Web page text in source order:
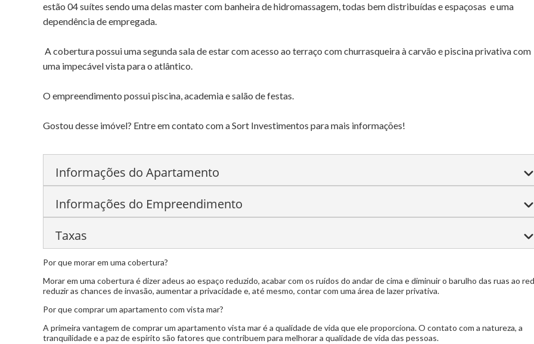
estão 04 suítes sendo uma delas master com banheira de hidromassagem, todas bem distribuídas e espaçosas e uma
dependência de empregada.
A cobertura possui uma segunda sala de estar com acesso ao terraço com churrasqueira à carvão e piscina privativa com
uma impecável vista para o atlântico.
O empreendimento possui piscina, academia e salão de festas.
Gostou desse imóvel? Entre em contato com a Sort Investimentos para mais informações!
Informações do Apartamento
amplo living sacada vista para o mar lareira
Informações do Empreendimento
Salão de Festas
Taxas
Condomínio: R$ 3.800,00
IPTU:R$ 19.000,00
Por que morar em uma cobertura?
Morar em uma cobertura é dizer adeus ao espaço reduzido, acabar com os ruídos do andar de cima e diminuir o barulho das ruas ao
reduzir as chances de invasão, aumentar a privacidade e, até mesmo, contar com uma área de lazer privativa.
Por que comprar um apartamento com vista mar?
A primeira vantagem de comprar um apartamento vista mar é a qualidade de vida que ele proporciona. O contato com a natureza, a
tranquilidade e a paz de espírito são fatores que contribuem para melhorar a qualidade de vida das pessoas.